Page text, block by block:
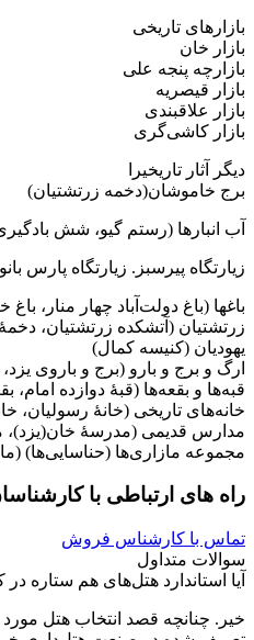
بازارهای تاریخی
بازار خان
بازارچه پنجه علی
بازار قیصریه
بازار علاقبندی
بازار کاشی‌گری
دیگر آثار تاریخیرا
برج خاموشان(دخمه زرتشتیان)
آب انبارها (رستم گیو، شش
زیارتگاه پیرسبز. زیارتگاه پارس
باغها (باغ دولت‌آباد چهار منار، باغ
زرتشتیان (آتشکده زرتشتیان،
یهودیان (کنیسه کمال)
ارگ و برج و بارو (برج و باروی
قبه‌ها و بقعه‌ها (قبهٔ دوازده
خانه‌های تاریخی (خانهٔ رسولیان،
مدارس قدیمی (مدرسهٔ خان(یزد)،
مجموعه مازاری‌ها (حناسایی‌ها)
راه های ارتباطی با
تماس با کارشناس فروش
سوالات متداول
آیا استاندارد هتل‌های هم